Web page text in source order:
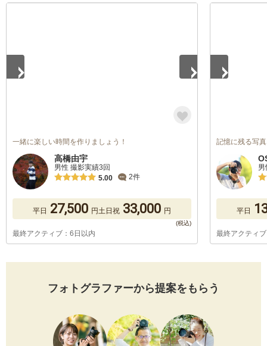
一緒に楽しい時間を作りましょう！
高橋由宇
男性 撮影実績3回
5.00
2件
平日 27,500 円土日祝 33,000 円
最終アクティブ：6日以内
記憶に残る写
平日
最終アクティ
フォトグラファーから提案をもらう